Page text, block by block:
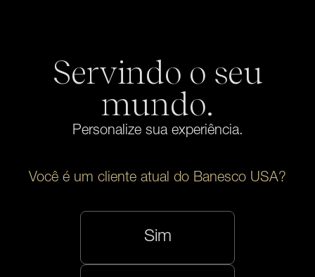
bancária.Podem perder valor.Não são segurados por
nenhuma agência do governo federal.Não são uma
condição para qualquer atividade bancária.
Servindo o seu
mundo.
Personalize sua experiência.
Você é um cliente atual do Banesco USA?
Sim